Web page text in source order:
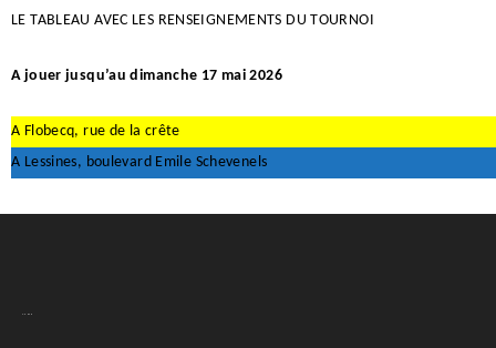
LE TABLEAU AVEC LES RENSEIGNEMENTS DU TOURNOI
A jouer jusqu’au dimanche 17 mai 2026
A Flobecq, rue de la crête
A Lessines, boulevard Emile Schevenels